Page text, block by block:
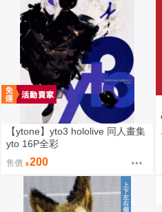
【ytone】yto3 hololive 同人畫集
yto 16P全彩
售價 200